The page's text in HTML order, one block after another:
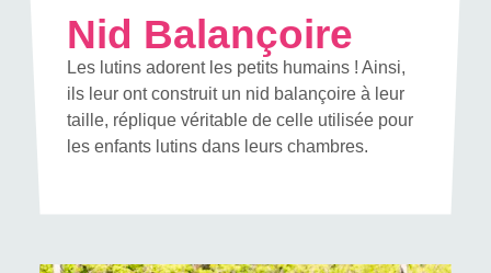
Nid Balançoire
Les lutins adorent les petits humains ! Ainsi,
ils leur ont construit un nid balançoire à leur
taille, réplique véritable de celle utilisée pour
les enfants lutins dans leurs chambres.